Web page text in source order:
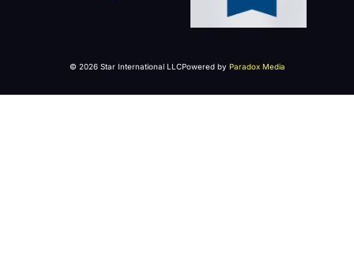
© 2026 Star International LLCPowered by Paradox Media